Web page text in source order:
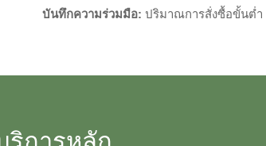
บันทึกความร่วมมือ:ปริมาณการสั่งซื้อขั้นต่ำ